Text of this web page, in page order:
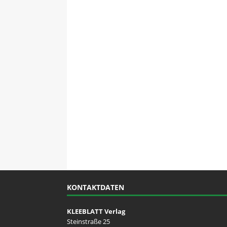
KONTAKTDATEN
KLEEBLATT Verlag
Steinstraße 25